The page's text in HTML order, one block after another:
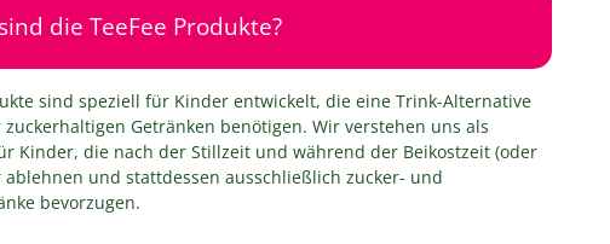
die TeeFee Produkte?
sind speziell für Kinder entwickelt, die eine Trink-Alternative
Getränken benötigen. Wir verstehen uns als
Kinder, die nach der Stillzeit und während der Beikostzeit (oder
ablehnen und stattdessen ausschließlich zucker- und
bevorzugen.